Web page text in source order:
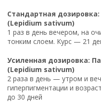
Стандартная
(Lepidium sativum)
1 раз в день вечером, на
тонким слоем. Курс — 21
Усиленная дозировка:
(Lepidium sativum)
2 раза в день — утром и
гиперпигментации и
до 30 дней